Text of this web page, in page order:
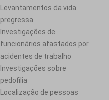
Levantamentos da vida
pregressa
Investigações de
funcionários afastados por
acidentes de trabalho
Investigações sobre
pedofilia
Localização de pessoas